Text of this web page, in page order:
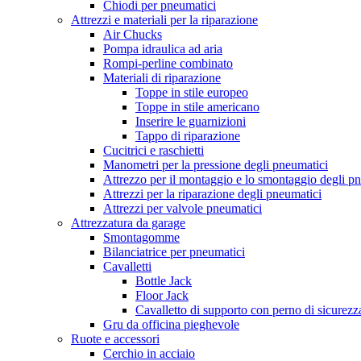
Chiodi per pneumatici
Attrezzi e materiali per la riparazione
Air Chucks
Pompa idraulica ad aria
Rompi-perline combinato
Materiali di riparazione
Toppe in stile europeo
Toppe in stile americano
Inserire le guarnizioni
Tappo di riparazione
Cucitrici e raschietti
Manometri per la pressione degli pneumatici
Attrezzo per il montaggio e lo smontaggio degli
Attrezzi per la riparazione degli pneumatici
Attrezzi per valvole pneumatici
Attrezzatura da garage
Smontagomme
Bilanciatrice per pneumatici
Cavalletti
Bottle Jack
Floor Jack
Cavalletto di supporto con perno di
Gru da officina pieghevole
Ruote e accessori
Cerchio in acciaio